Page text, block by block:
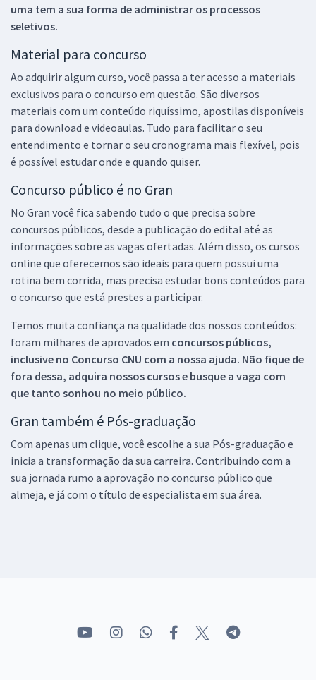
uma tem a sua forma de administrar os processos
seletivos.
Material para concurso
Ao adquirir algum curso, você passa a ter acesso a materiais
exclusivos para o concurso em questão. São diversos
materiais com um conteúdo riquíssimo, apostilas disponíveis
para download e videoaulas. Tudo para facilitar o seu
entendimento e tornar o seu cronograma mais flexível, pois
é possível estudar onde e quando quiser.
Concurso público é no Gran
No Gran você fica sabendo tudo o que precisa sobre
concursos públicos, desde a publicação do edital até as
informações sobre as vagas ofertadas. Além disso, os cursos
online que oferecemos são ideais para quem possui uma
rotina bem corrida, mas precisa estudar bons conteúdos para
o concurso que está prestes a participar.
Temos muita confiança na qualidade dos nossos conteúdos:
foram milhares de aprovados em concursos públicos,
inclusive no Concurso CNU com a nossa ajuda. Não fique de
fora dessa, adquira nossos cursos e busque a vaga com
que tanto sonhou no meio público.
Gran também é Pós-graduação
Com apenas um clique, você escolhe a sua Pós-graduação e
inicia a transformação da sua carreira. Contribuindo com a
sua jornada rumo a aprovação no concurso público que
almeja, e já com o título de especialista em sua área.